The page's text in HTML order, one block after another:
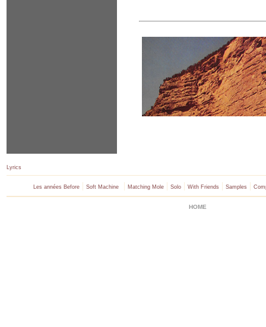
Lyrics
Les années Before | Soft Machine | Matching Mole | Solo | With Friends | Samples |
HOME